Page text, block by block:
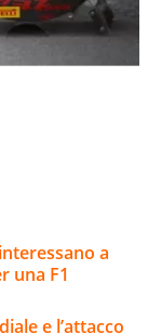
a
una F1
e l’attacco